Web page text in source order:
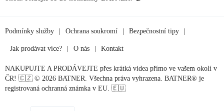
Podmínky služby Ochrana soukromí Bezpečnostní tipy
Jak prodávat více? O nás Kontakt
NAKUPUJTE A PRODÁVEJTE přes krátká videa přímo ve vašem okolí v
ČR! 🇨🇿 © 2026 BATNER. Všechna práva vyhrazena. BATNER® je
registrovaná ochranná známka v EU. 🇪🇺